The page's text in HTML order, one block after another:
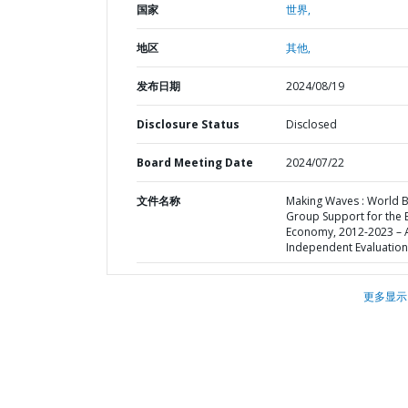
国家 世界,
地区 其他,
发布日期 2024/08/19
Disclosure Status Disclosed
Board Meeting Date 2024/07/22
文件名称
Making Waves : World
Group Support for the
Economy, 2012-2023 –
Independent Evaluation
更多显示